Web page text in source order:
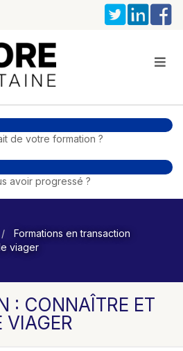
de votre formation ?
avoir progressé ?
Formations en transaction
viager
: CONNAÎTRE ET
VIAGER